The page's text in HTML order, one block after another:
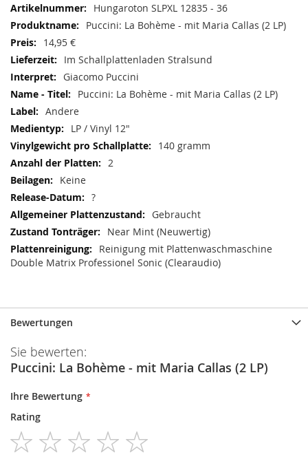
Mehr
Informationen
Hungaroton SLPXL 12835 - 36
Puccini: La Bohème - mit Maria Callas (2 LP)
14,95 €
Im Schallplattenladen Stralsund
Giacomo Puccini
Puccini: La Bohème - mit Maria Callas (2 LP)
Andere
LP / Vinyl 12"
140 gramm
2
Keine
?
Gebraucht
Near Mint (Neuwertig)
Reinigung mit Plattenwaschmaschine
Double Matrix Professionel Sonic (Clearaudio)
Bewertungen
Sie bewerten:
Puccini: La Bohème - mit Maria Callas (2 LP)
Ihre Bewertung
Rating
1
star
2
stars
3
stars
4
stars